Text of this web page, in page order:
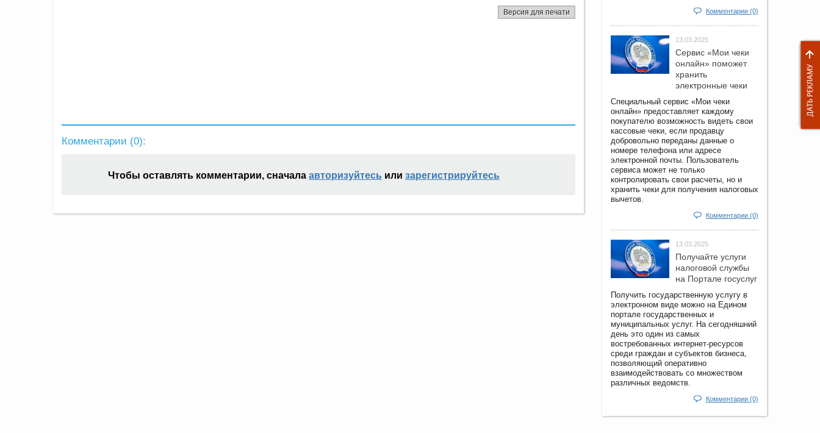
Версия для печати
Комментарии (0):
Чтобы оставлять комментарии, сначала авторизуйтесь или зарегистрируйтесь
Комментарии (0)
13.03.2025
Сервис «Мои чеки
онлайн» поможет
хранить
электронные чеки
Специальный сервис «Мои чеки
онлайн» предоставляет каждому
покупателю возможность видеть свои
кассовые чеки, если продавцу
добровольно переданы данные о
номере телефона или адресе
электронной почты. Пользователь
сервиса может не только
контролировать свои расчеты, но и
хранить чеки для получения налоговых
вычетов.
Комментарии (0)
13.03.2025
Получайте услуги
налоговой службы
на Портале госyслуг
Получить государственную услугу в
электронном виде можно на Едином
портале государственных и
муниципальных услуг. На сегодняшний
день это один из самых
востребованных интернет-ресурсов
среди граждан и субъектов бизнеса,
позволяющий оперативно
взаимодействовать со множеством
различных ведомств.
Комментарии (0)